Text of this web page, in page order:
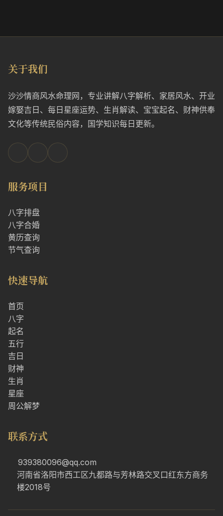
关于我们
沙沙情商风水命理网，专业讲解八字解析、家居风水、开业
嫁娶吉日、每日星座运势、生肖解读、宝宝起名、财神供奉
文化等传统民俗内容，国学知识每日更新。
服务项目
八字排盘
八字合婚
黄历查询
节气查询
快速导航
首页
八字
起名
五行
吉日
财神
生肖
星座
周公解梦
联系方式
939380096@qq.com
河南省洛阳市西工区九都路与芳林路交叉口红东方商务
楼2018号